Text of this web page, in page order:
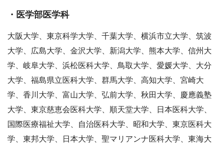
・医学部医学科
大阪大学、東京科学大学、千葉大学、横浜市立大学、筑波
大学、広島大学、金沢大学、新潟大学、熊本大学、信州大
学、岐阜大学、浜松医科大学、鳥取大学、愛媛大学、大分
大学、福島県立医科大学、群馬大学、高知大学、宮崎大
学、香川大学、富山大学、弘前大学、秋田大学、慶應義塾
大学、東京慈恵会医科大学、順天堂大学、日本医科大学、
国際医療福祉大学、自治医科大学、昭和大学、東京医科大
学、東邦大学、日本大学、聖マリアンナ医科大学、東海大